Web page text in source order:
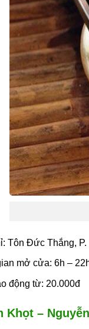
Tôn Đức Thắng,
mở cửa: 6h –
động từ: 20.000đ
Khọt –